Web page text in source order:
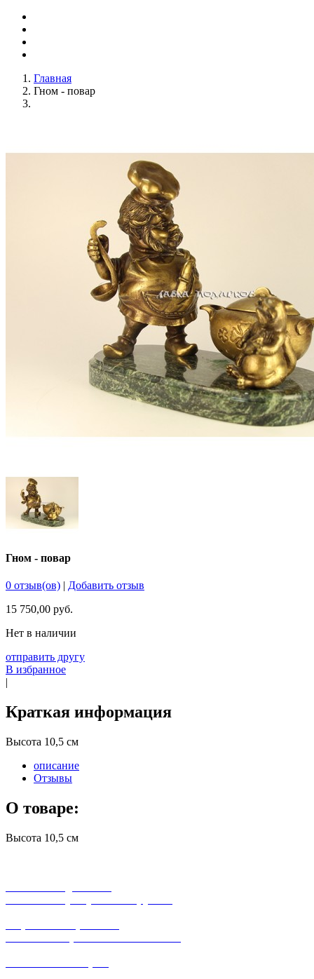
Главная
Гном - повар
Гном - повар
0 отзыв(ов) | Добавить отзыв
15 750,00 руб.
Нет в наличии
отправить другу
В избранное
|
Краткая информация
Высота 10,5 см
описание
Отзывы
О товаре:
Высота 10,5 см